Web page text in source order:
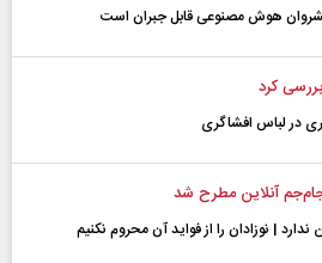
هوش مصنوعی قابل جبران است
کرد
در لباس افشاگری
آنلاین مطرح شد
ندارد | نوزادان را از فواید آن محروم نکنیم